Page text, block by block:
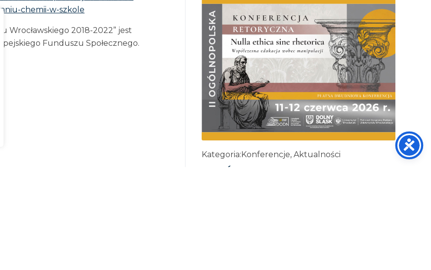
chemii-w-szkole
Wrocławskiego 2018-2022” jest
Funduszu Społecznego.
Kategoria: Konferencje, Aktualności
II OGÓLNOPOLSKA KONFERENCJA